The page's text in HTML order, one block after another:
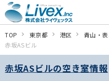
TOP 東京都 港区 青山・
赤坂ASビル
赤坂ASビルの空き室情報